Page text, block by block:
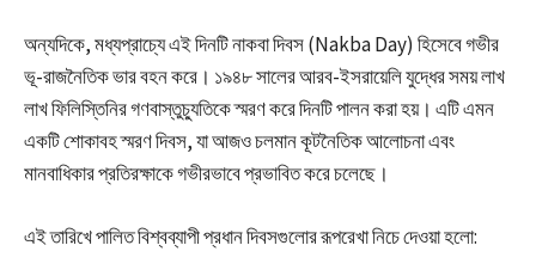
অন্যদিকে, মধ্যপ্রাচ্যে এই দিনটি নাকবা দিবস (Nakba Day) হিসেবে গভীর
ভূ-রাজনৈতিক ভার বহন করে। ১৯৪৮ সালের আরব-ইসরায়েলি যুদ্ধের সময় লাখ
লাখ ফিলিস্তিনির গণবাস্তুচ্যুতিকে স্মরণ করে দিনটি পালন করা হয়। এটি এমন
একটি শোকাবহ স্মরণ দিবস, যা আজও চলমান কূটনৈতিক আলোচনা এবং
মানবাধিকার প্রতিরক্ষাকে গভীরভাবে প্রভাবিত করে চলেছে।
এই তারিখে পালিত বিশ্বব্যাপী প্রধান দিবসগুলোর রূপরেখা নিচে দেওয়া হলো: